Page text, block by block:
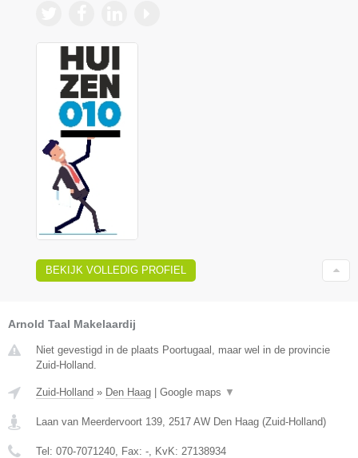
BEKIJK VOLLEDIG PROFIEL
Arnold Taal Makelaardij
Niet gevestigd in de plaats Poortugaal, maar wel in de provincie
Zuid-Holland.
Zuid-Holland » Den Haag Google maps ▼
Laan van Meerdervoort 139, 2517 AW Den Haag (Zuid-Holland)
Tel: 070-7071240, Fax: -, KvK: 27138934